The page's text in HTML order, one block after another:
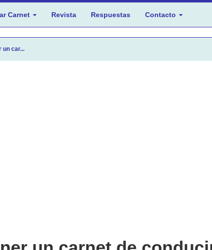
Carnet Revista Respuestas Contacto
un car...